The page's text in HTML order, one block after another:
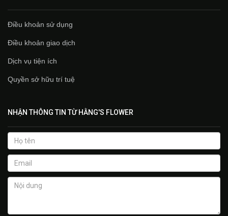
Điều khoản sử dụng
Điều khoản giao dịch
Dịch vụ tiện ích
Quyền sở hữu trí tuệ
NHẬN THÔNG TIN TỪ HẰNG'S FLOWER